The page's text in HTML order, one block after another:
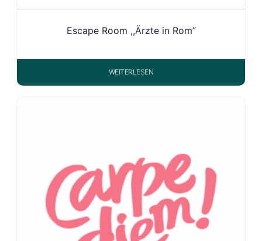
Escape Room ,,Ärzte in Rom”
WEITERLESEN